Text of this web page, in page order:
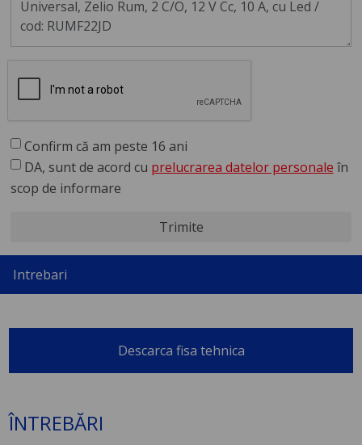
Confirm că am peste 16 ani
DA, sunt de acord cu prelucrarea datelor personale în
scop de informare
Trimite
Intrebari
Descarca fisa tehnica
ÎNTREBĂRI